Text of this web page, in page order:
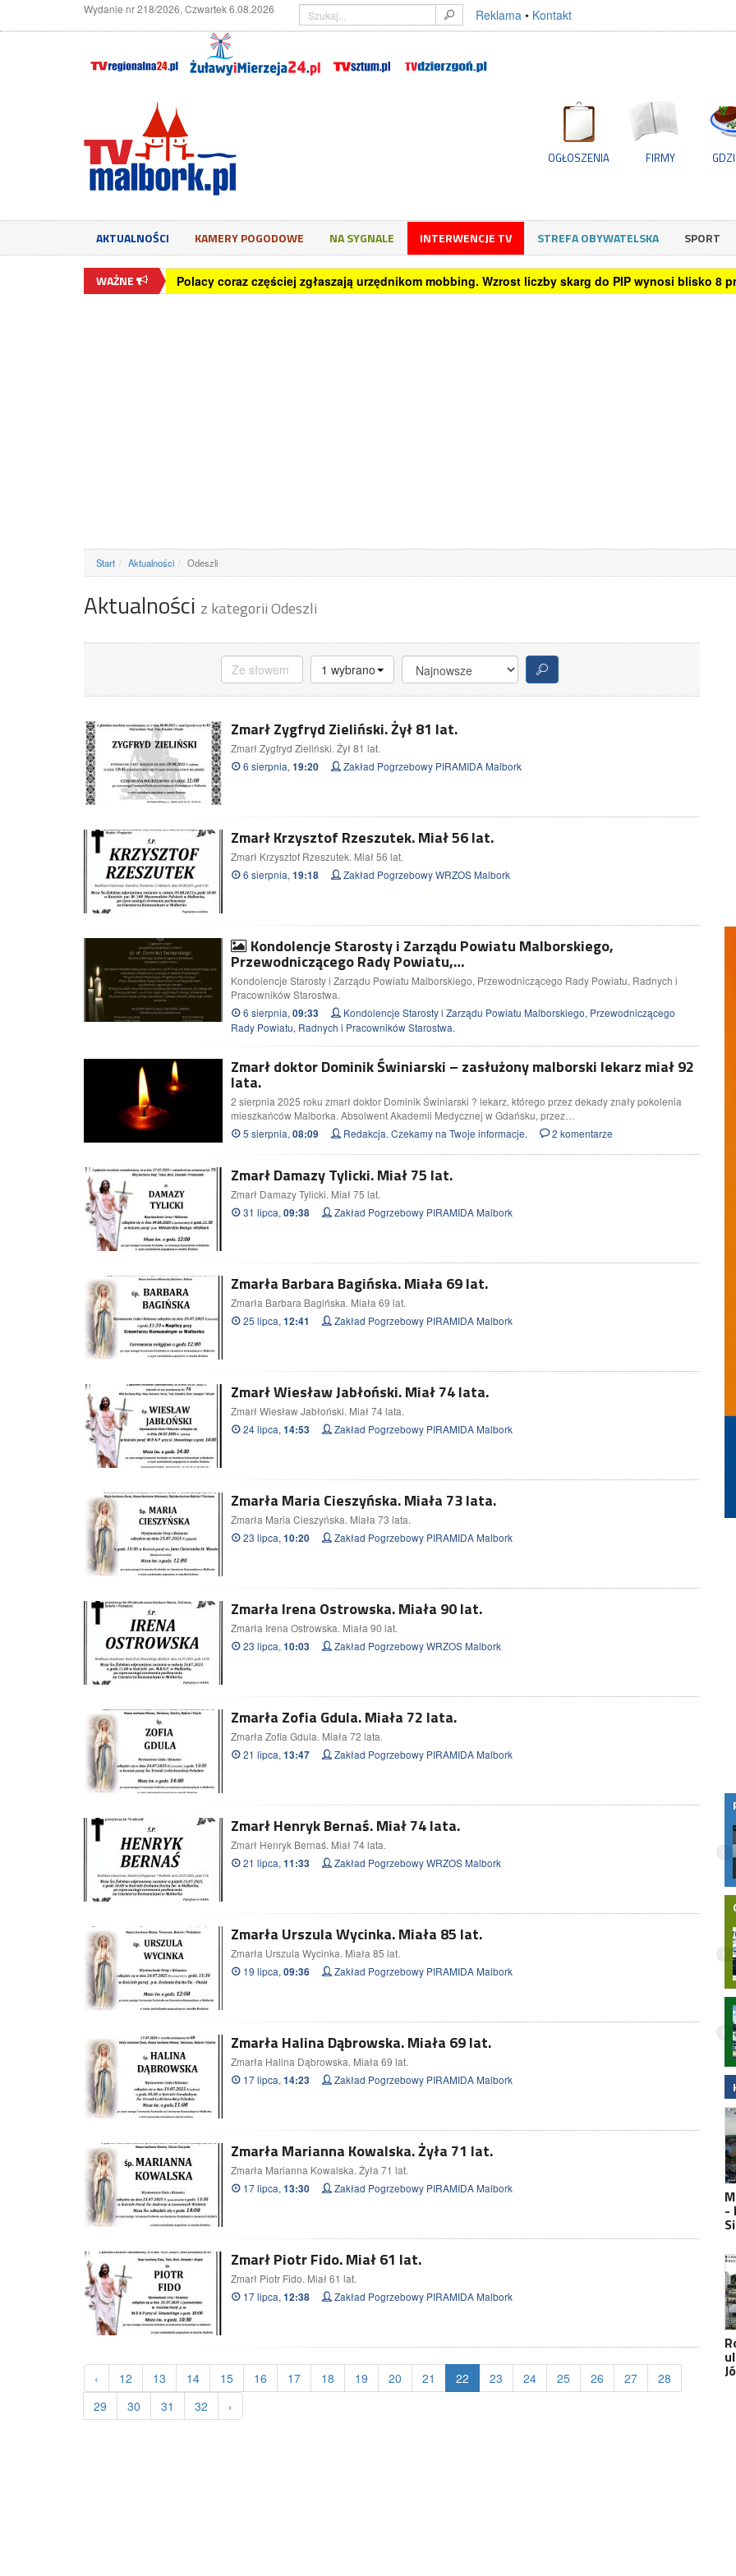
Wydanie nr 218/2026, Czwartek 6.08.2026 Reklama • Kontakt
OGŁOSZENIA FIRMY
AKTUALNOŚCI KAMERY POGODOWE NA SYGNALE INTERWENCJE TV STREFA OBYWATELSKA SPORT
WAŻNE 65,5 proc. młodych Polaków wykorzystuje sztuczną inteligencję przy podejmowaniu decyzji
Start Aktualności Odeszli
Aktualności z kategorii Odeszli
1 wybrano
Zmarł Zygfryd Zieliński. Żył 81 lat.
Zmarł Zygfryd Zieliński. Żył 81 lat.
6 sierpnia, 19:20 Zakład Pogrzebowy PIRAMIDA Malbork
Zmarł Krzysztof Rzeszutek. Miał 56 lat.
Zmarł Krzysztof Rzeszutek. Miał 56 lat.
6 sierpnia, 19:18 Zakład Pogrzebowy WRZOS Malbork
Kondolencje Starosty i Zarządu Powiatu Malborskiego,
Przewodniczącego Rady Powiatu,…
Kondolencje Starosty i Zarządu Powiatu Malborskiego, Przewodniczącego Rady Powiatu, Radnych i
Pracowników Starostwa.
6 sierpnia, 09:33
Kondolencje Starosty i Zarządu Powiatu Malborskiego, Przewodniczącego
Rady Powiatu, Radnych i Pracowników Starostwa.
Zmarł doktor Dominik Świniarski – zasłużony malborski lekarz miał 92
lata.
2 sierpnia 2025 roku zmarł doktor Dominik Świniarski ? lekarz, którego przez dekady znały pokolenia
mieszkańców Malborka. Absolwent Akademii Medycznej w Gdańsku, przez…
5 sierpnia, 08:09 Redakcja. Czekamy na Twoje informacje. 2 komentarze
Zmarł Damazy Tylicki. Miał 75 lat.
Zmarł Damazy Tylicki. Miał 75 lat.
31 lipca, 09:38 Zakład Pogrzebowy PIRAMIDA Malbork
Zmarła Barbara Bagińska. Miała 69 lat.
Zmarła Barbara Bagińska. Miała 69 lat.
25 lipca, 12:41 Zakład Pogrzebowy PIRAMIDA Malbork
Zmarł Wiesław Jabłoński. Miał 74 lata.
Zmarł Wiesław Jabłoński. Miał 74 lata.
24 lipca, 14:53 Zakład Pogrzebowy PIRAMIDA Malbork
Zmarła Maria Cieszyńska. Miała 73 lata.
Zmarła Maria Cieszyńska. Miała 73 lata.
23 lipca, 10:20 Zakład Pogrzebowy PIRAMIDA Malbork
Zmarła Irena Ostrowska. Miała 90 lat.
Zmarła Irena Ostrowska. Miała 90 lat.
23 lipca, 10:03 Zakład Pogrzebowy WRZOS Malbork
Zmarła Zofia Gdula. Miała 72 lata.
Zmarła Zofia Gdula. Miała 72 lata.
21 lipca, 13:47 Zakład Pogrzebowy PIRAMIDA Malbork
Zmarł Henryk Bernaś. Miał 74 lata.
Zmarł Henryk Bernaś. Miał 74 lata.
21 lipca, 11:33 Zakład Pogrzebowy WRZOS Malbork
Zmarła Urszula Wycinka. Miała 85 lat.
Zmarła Urszula Wycinka. Miała 85 lat.
19 lipca, 09:36 Zakład Pogrzebowy PIRAMIDA Malbork
Zmarła Halina Dąbrowska. Miała 69 lat.
Zmarła Halina Dąbrowska. Miała 69 lat.
17 lipca, 14:23 Zakład Pogrzebowy PIRAMIDA Malbork
Zmarła Marianna Kowalska. Żyła 71 lat.
Zmarła Marianna Kowalska. Żyła 71 lat.
17 lipca, 13:30 Zakład Pogrzebowy PIRAMIDA Malbork
Zmarł Piotr Fido. Miał 61 lat.
Zmarł Piotr Fido. Miał 61 lat.
17 lipca, 12:38 Zakład Pogrzebowy PIRAMIDA Malbork
‹ 12 13 14 15 16 17 18 19 20 21 22 23 24 25 26 27
28
29
30 31 32 ›
Pomorzu. KAS i Żandarmeria Wojskowa
-